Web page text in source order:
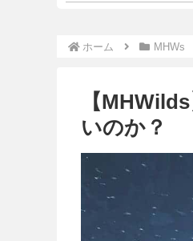
ホーム MHWs
【
いのか？